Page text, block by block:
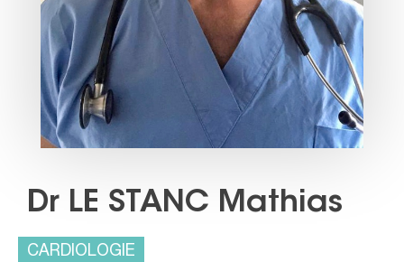
Dr LE STANC Mathias
CARDIOLOGIE